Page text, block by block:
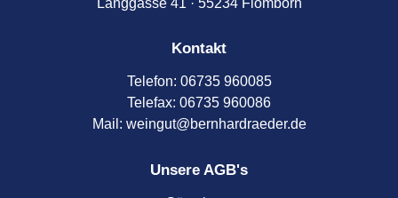
Kontakt
Telefon: 06735 960085
Telefax: 06735 960086
Mail: weingut@bernhardraeder.de
Unsere AGB's